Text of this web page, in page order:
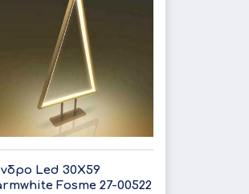
Led 30X59
Fosme 27-00522